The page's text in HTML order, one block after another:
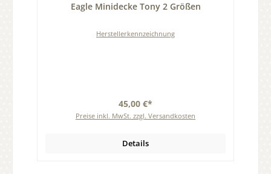
Eagle Minidecke Tony 2 Größen
Herstellerkennzeichnung
45,00 €*
Preise inkl. MwSt. zzgl. Versandkosten
Details